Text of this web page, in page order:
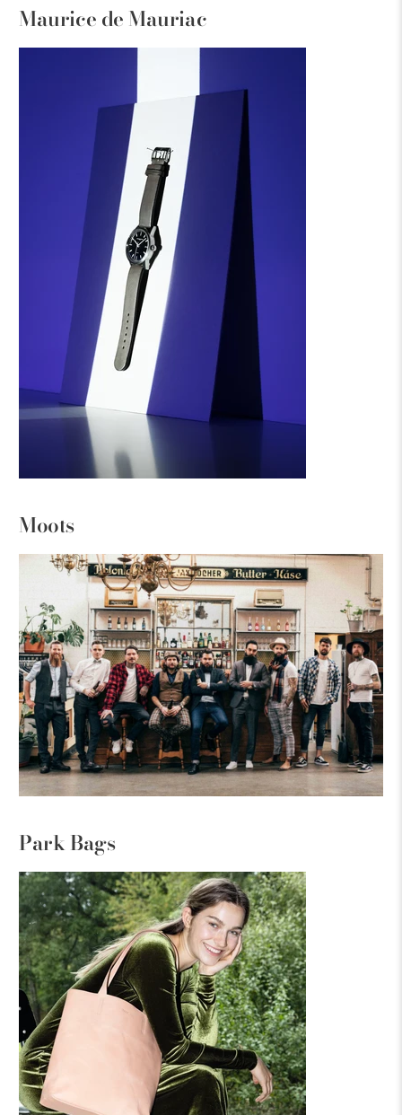
Maurice de Mauriac
Moots
Park Bags